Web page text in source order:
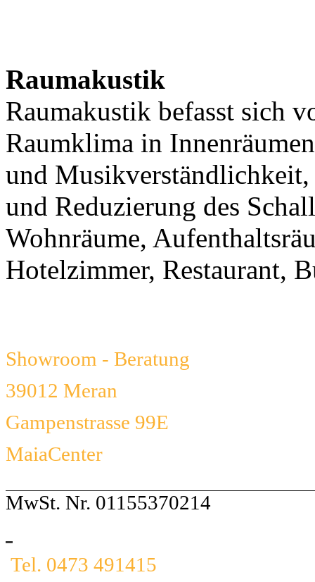
Raumakustik
Raumakustik befasst sich
Raumklima in
und
und Reduzierung des
Wohnräume,
Hotelzimmer, Restaurant,
Showroom - Beratung
39012 Meran
Gampenstrasse 99E
MaiaCenter
MwSt. Nr. 01155370214
Tel. 0473 491415